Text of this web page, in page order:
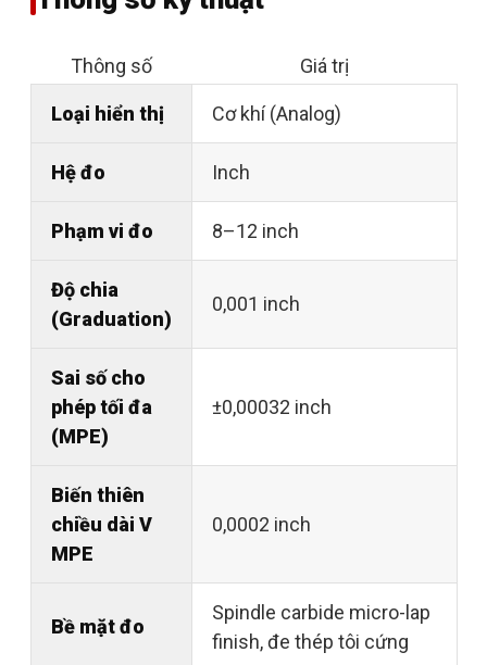
Thông số Giá trị
Loại hiển thị Cơ khí (Analog)
Hệ đo Inch
Phạm vi đo 8–12 inch
Độ chia
(Graduation)
0,001 inch
Sai số cho
phép tối đa
(MPE)
±0,00032 inch
Biến thiên
chiều dài V
MPE
0,0002 inch
Bề mặt đo
Spindle carbide micro-lap
finish, đe thép tôi cứng